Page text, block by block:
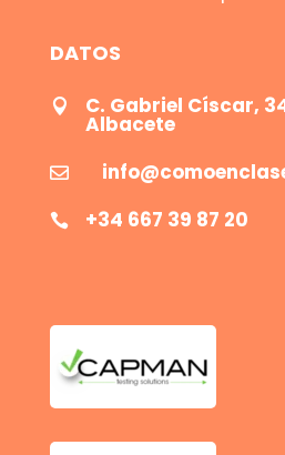
DATOS
 C. Gabriel Císcar,
Albacete

 +34 667 39 87 20